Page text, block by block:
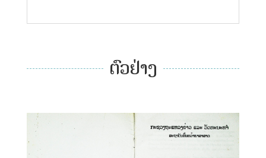
ຕົວຢ່າງ